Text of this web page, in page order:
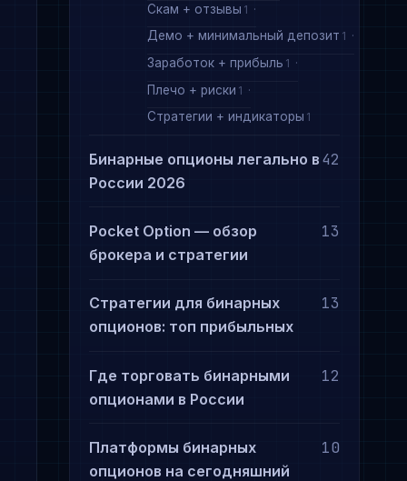
Скам + отзывы 1
Демо + минимальный депозит 1
Заработок + прибыль 1
Плечо + риски 1
Стратегии + индикаторы 1
Бинарные опционы легально в
России 2026
42
Pocket Option — обзор
брокера и стратегии
13
Стратегии для бинарных
опционов: топ прибыльных
13
Где торговать бинарными
опционами в России
12
Платформы бинарных
опционов на сегодняшний
10